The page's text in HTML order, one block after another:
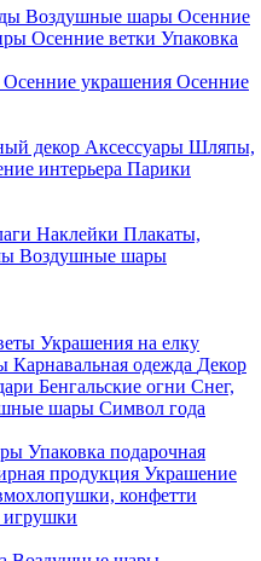
Воздушные шары Осенние
Осенние ветки Упаковка
Осенние украшения Осенние
декор Аксессуары Шляпы,
интерьера Парики
Наклейки Плакаты,
Воздушные шары
Украшения на елку
Карнавальная одежда Декор
Бенгальские огни Снег,
шары Символ года
Упаковка подарочная
продукция Украшение
конфетти